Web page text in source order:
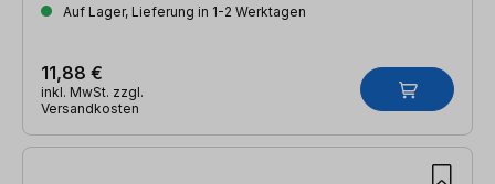
Auf Lager, Lieferung in 1-2 Werktagen
11,88 €
inkl. MwSt. zzgl.
Versandkosten